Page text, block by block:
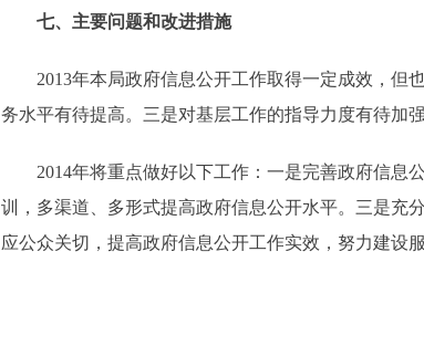
七、主要问题和改进措施
2013年本局政府信息公开工作取得一定成效，但
务水平有待提高。三是对基层工作的指导力度有待加强
2014年将重点做好以下工作：一是完善政府信息
训，多渠道、多形式提高政府信息公开水平。三是充
应公众关切，提高政府信息公开工作实效，努力建设服